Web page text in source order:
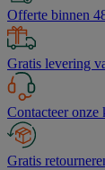
Offerte binnen
Gratis levering
Contacteer onze
Gratis